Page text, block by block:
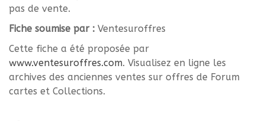
pas de vente.
Fiche soumise par : Ventesuroffres
Cette fiche a été proposée par
www.ventesuroffres.com. Visualisez en ligne les
archives des anciennes ventes sur offres de Forum
cartes et Collections.